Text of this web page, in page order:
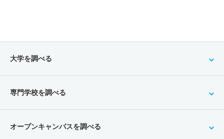
大学を調べる
専門学校を調べる
オープンキャンパスを調べる